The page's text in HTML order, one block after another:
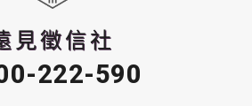
見徵信社
222-590